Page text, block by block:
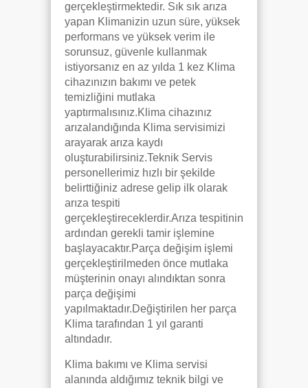
gerçekleştirmektedir. Sık sık arıza
yapan Klimanizin uzun süre, yüksek
performans ve yüksek verim ile
sorunsuz, güvenle kullanmak
istiyorsanız en az yılda 1 kez Klima
cihazınızın bakımı ve petek
temizliğini mutlaka
yaptırmalısınız.Klima cihazınız
arızalandığında Klima servisimizi
arayarak arıza kaydı
oluşturabilirsiniz.Teknik Servis
personellerimiz hızlı bir şekilde
belirttiğiniz adrese gelip ilk olarak
arıza tespiti
gerçekleştireceklerdir.Arıza tespitinin
ardından gerekli tamir işlemine
başlayacaktır.Parça değişim işlemi
gerçekleştirilmeden önce mutlaka
müşterinin onayı alındıktan sonra
parça değişimi
yapılmaktadır.Değiştirilen her parça
Klima tarafından 1 yıl garanti
altındadır.
Klima bakımı ve Klima servisi
alanında aldığımız teknik bilgi ve